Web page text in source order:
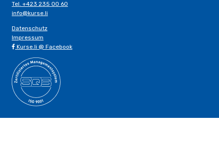
Tel. +423 235 00 60
info@kurse.li
Datenschutz
Impressum
Kurse.li @ Facebook